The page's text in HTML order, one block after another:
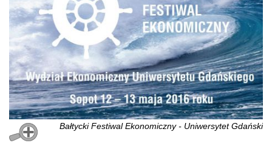
Bałtycki Festiwal Ekonomiczny - Uniwersytet Gdański